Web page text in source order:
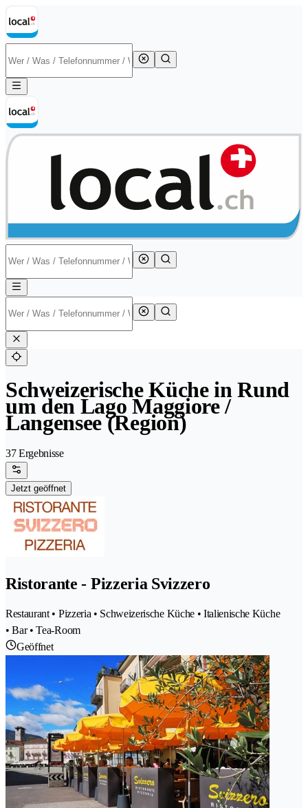
Schweizerische Küche in Rund
um den Lago Maggiore /
Langensee (Region)
37 Ergebnisse
Jetzt geöffnet
Ristorante - Pizzeria Svizzero
Restaurant • Pizzeria • Schweizerische Küche • Italienische Küche
• Bar • Tea-Room
Geöffnet